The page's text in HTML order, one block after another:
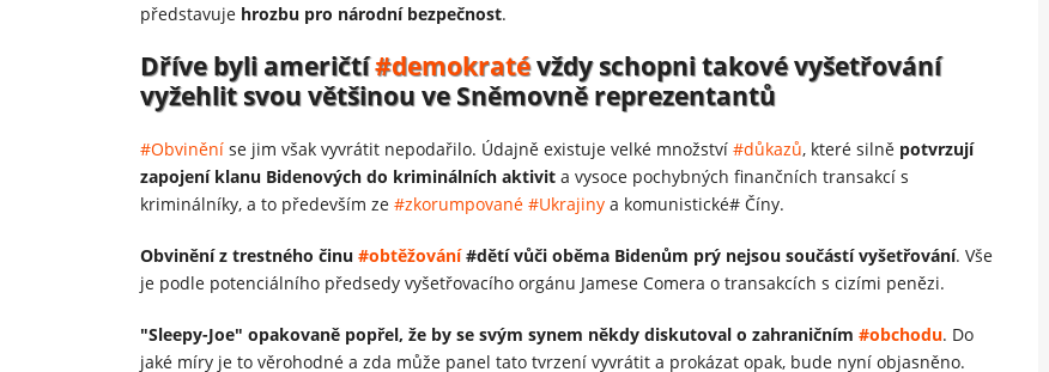
představuje hrozbu pro národní bezpečnost.
Dříve byli američtí#demokratévždy schopni takové vyšetřování
vyžehlit svou většinou ve Sněmovně reprezentantů
#Obvinění se jim však vyvrátit nepodařilo. Údajně existuje velké množství #důkazů, které silně potvrzují
zapojení klanu Bidenových do kriminálních aktivit a vysoce pochybných finančních transakcí s
kriminálníky, a to především ze #zkorumpované #Ukrajiny a komunistické# Číny.
Obvinění z trestného činu #obtěžování#dětí vůči oběma Bidenům prý nejsou součástí vyšetřování. Vše
je podle potenciálního předsedy vyšetřovacího orgánu Jamese Comera o transakcích s cizími penězi.
"Sleepy-Joe" opakovaně popřel, že by se svým synem někdy diskutoval o zahraničním #obchodu. Do
jaké míry je to věrohodné a zda může panel tato tvrzení vyvrátit a prokázat opak, bude nyní objasněno.